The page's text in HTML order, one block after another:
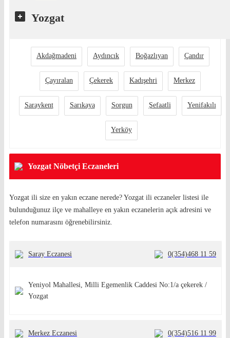
Yozgat
Akdağmadeni Aydıncık Boğazlıyan Çandır
Çayıralan Çekerek Kadışehri Merkez
Saraykent Sarıkaya Sorgun Şefaatli Yenifakılı
Yerköy
Yozgat Nöbetçi Eczaneleri
Yozgat ili size en yakın eczane nerede? Yozgat ili eczaneler listesi ile
bulunduğunuz ilçe ve mahalleye en yakın eczanelerin açık adresini ve
telefon numarasını öğrenebilirsiniz.
Saray Eczanesi 0(354)468 11 59
Yeniyol Mahallesi, Milli Egemenlik Caddesi No:1/a çekerek /
Yozgat
Merkez Eczanesi 0(354)516 11 99